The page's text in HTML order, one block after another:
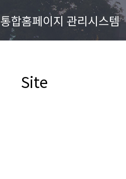
통합홈페이지 관리시스템
Site